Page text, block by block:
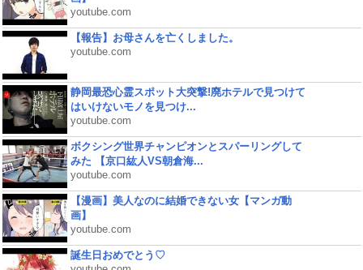
youtube.com
【報告】お母さんを亡くしました。
youtube.com
静岡最恐心霊スポット大突撃!廃ホテルで見つけて
はいけないモノを見つけ...
youtube.com
ボクシング世界チャンピオンとスパーリングして
みた 【京口紘人VS朝倉海...
youtube.com
【漫画】美人なのに結婚できない女【マンガ動
画】
youtube.com
誕生日おめでとう♡